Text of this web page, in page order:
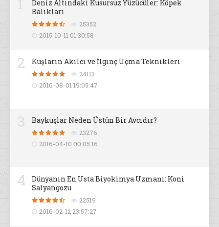
Deniz Altındaki Kusursuz Yüzücüler: Köpek
Balıkları
25352
2015-10-11 01:30:58
2 Kuşların Akılcı ve İlginç Uçma Teknikleri
24113
2016-08-01 19:05:47
Baykuşlar Neden Üstün Bir Avcıdır?
23276
2016-04-10 00:05:16
4
Dünyanın En Usta Biyokimya Uzmanı: Koni
Salyangozu
22519
2016-02-12 23:57:27